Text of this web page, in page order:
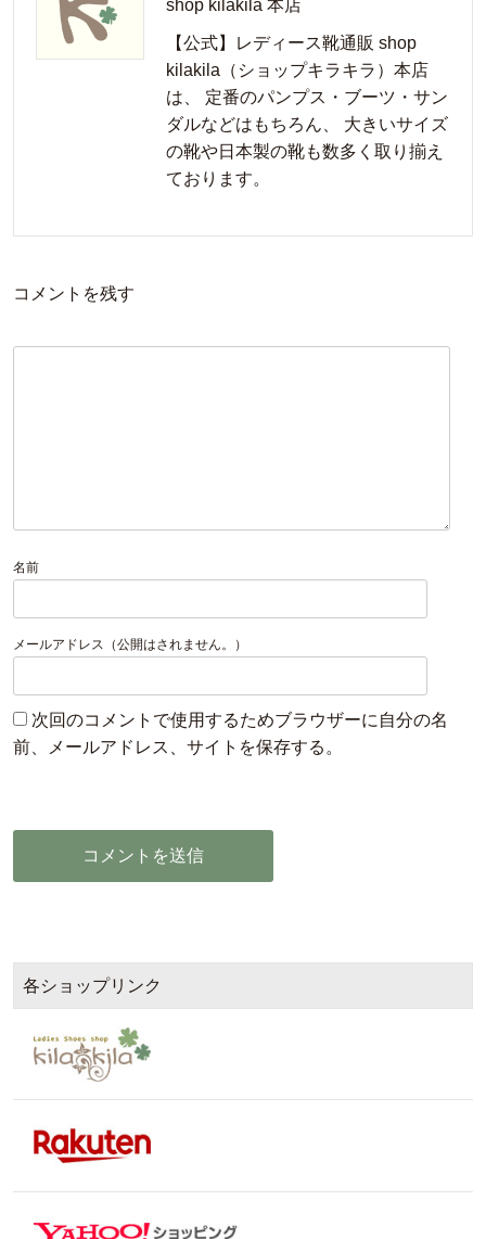
shop kilakila 本店
【公式】レディース靴通販 shop
kilakila（ショップキラキラ）本店
は、 定番のパンプス・ブーツ・サン
ダルなどはもちろん、 大きいサイズ
の靴や日本製の靴も数多く取り揃え
ております。
コメントを残す
名前
メールアドレス（公開はされません。）
次回のコメントで使用するためブラウザーに自分の名
前、メールアドレス、サイトを保存する。
各ショップリンク